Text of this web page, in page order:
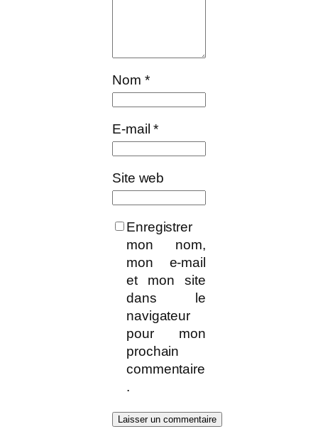
Nom *
E-mail*
Site web
Enregistrer
mon nom,
mon e-mail
et mon site
dans le
navigateur
pour mon
prochain
commentaire
.